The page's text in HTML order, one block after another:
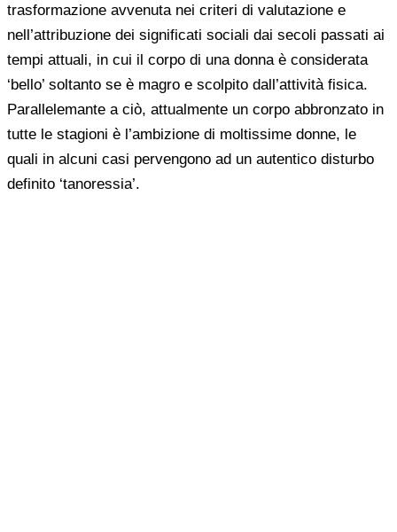
trasformazione avvenuta nei criteri di valutazione e
nell’attribuzione dei significati sociali dai secoli passati ai
tempi attuali, in cui il corpo di una donna è considerata
‘bello’ soltanto se è magro e scolpito dall’attività fisica.
Parallelemante a ciò, attualmente un corpo abbronzato in
tutte le stagioni è l’ambizione di moltissime donne, le
quali in alcuni casi pervengono ad un autentico disturbo
definito ‘tanoressia’.